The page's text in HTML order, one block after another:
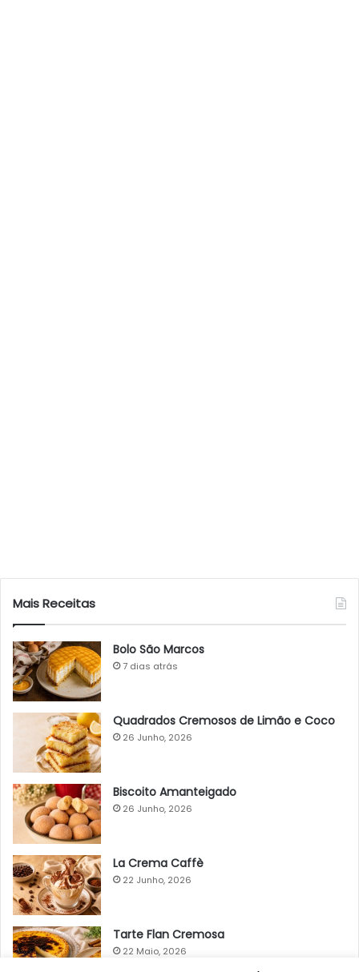
Mais Receitas
Bolo São Marcos
7 dias atrás
Quadrados Cremosos de Limão e Coco
26 Junho, 2026
Biscoito Amanteigado
26 Junho, 2026
La Crema Caffè
22 Junho, 2026
Tarte Flan Cremosa
22 Maio, 2026